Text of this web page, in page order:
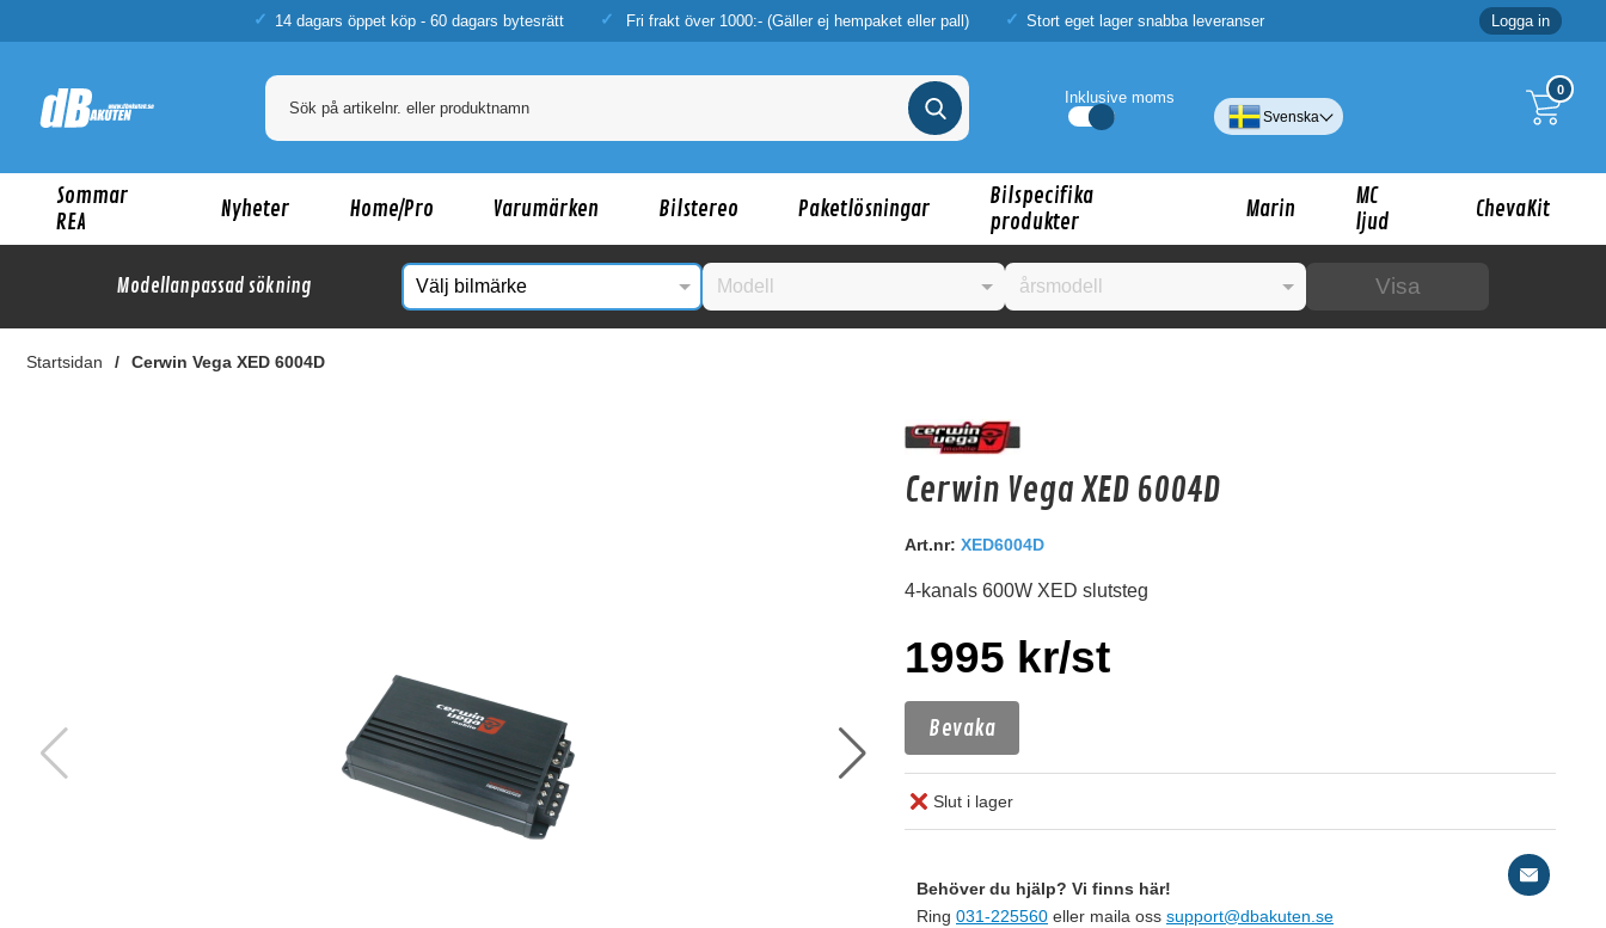
14 dagars öppet köp - 60 dagars bytesrätt Fri frakt över 1000:- (Gäller ej hempaket eller pall) Stort eget lager snabba leveranser Logga in
0
Inklusive moms
Svenska
Sommar
REA
Nyheter Home/Pro Varumärken Bilstereo Paketlösningar
Bilspecifika
produkter
Marin
MC
ljud
ChevaKit
Modellanpassad sökning Visa
Startsidan Cerwin Vega XED 6004D
Kanske någon av dessa produkter kan intressera dig?
Cerwin Vega XED 6004D
Art.nr: XED6004D
4-kanals 600W XED slutsteg
1995 kr/st
Bevaka
Slut i lager
Behöver du hjälp? Vi finns här!
Ring 031-225560 eller maila oss support@dbakuten.se